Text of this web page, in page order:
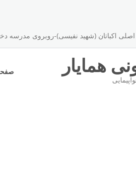
اکباتان (شهید نفیسی)-روبروی مدرسه دخترانه
همایار